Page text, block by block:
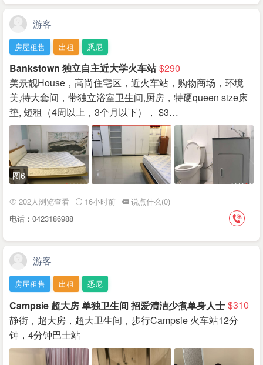
游客
房屋租售 出租 悉尼
Bankstown 独立自主近大学火车站 $290
美景靓House，高尚住宅区，近火车站，购物商场，环境
美,特大套间，带独立浴室卫生间,厨房，特硬queen size床
垫, 短租（4周以上，3个月以下）， $3…
图6
202人浏览查看 16小时前
说点什么(0)
电话：0423186988
游客
房屋租售 出租 悉尼
Campsie 超大房 单独卫生间 招爱清洁少煮单身人士 $310
静街，超大房，超大卫生间，步行Campsie 火车站12分
钟，4分钟巴士站